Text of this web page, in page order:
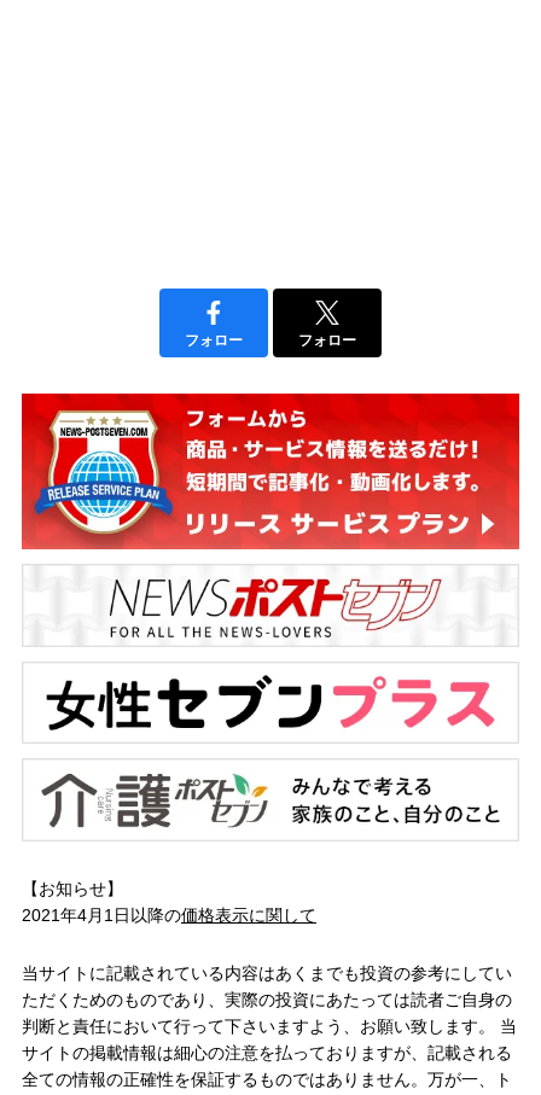
フォロー フォロー
【お知らせ】
2021年4月1日以降の価格表示に関して
当サイトに記載されている内容はあくまでも投資の参考にしてい
ただくためのものであり、実際の投資にあたっては読者ご自身の
判断と責任において行って下さいますよう、お願い致します。 当
サイトの掲載情報は細心の注意を払っておりますが、記載される
全ての情報の正確性を保証するものではありません。万が一、ト